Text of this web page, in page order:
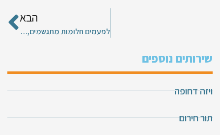
הבא
לפעמים חלומות מתגשמים, קליק ויזה עוזרים לכם בויזה לארה"ב !
שירותים נוספים
ויזה דחופה
תור חירום